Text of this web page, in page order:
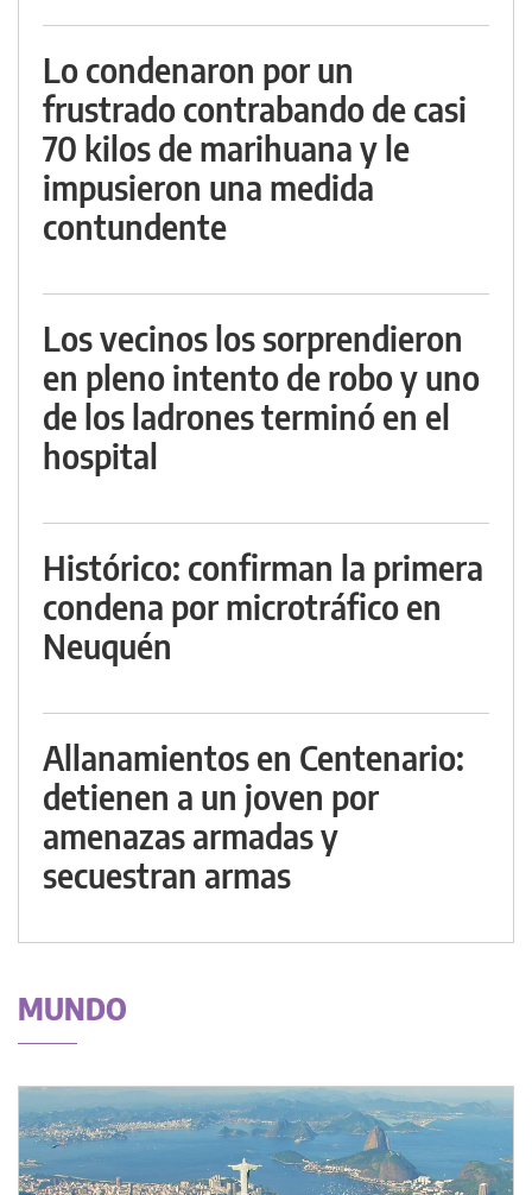
Lo condenaron por un
frustrado contrabando de casi
70 kilos de marihuana y le
impusieron una medida
contundente
Los vecinos los sorprendieron
en pleno intento de robo y uno
de los ladrones terminó en el
hospital
Histórico: confirman la primera
condena por microtráfico en
Neuquén
Allanamientos en Centenario:
detienen a un joven por
amenazas armadas y
secuestran armas
MUNDO